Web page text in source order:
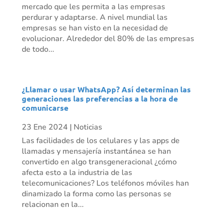
mercado que les permita a las empresas
perdurar y adaptarse. A nivel mundial las
empresas se han visto en la necesidad de
evolucionar. Alrededor del 80% de las empresas
de todo...
¿Llamar o usar WhatsApp? Así determinan las
generaciones las preferencias a la hora de
comunicarse
23 Ene 2024 | Noticias
Las facilidades de los celulares y las apps de
llamadas y mensajería instantánea se han
convertido en algo transgeneracional ¿cómo
afecta esto a la industria de las
telecomunicaciones? Los teléfonos móviles han
dinamizado la forma como las personas se
relacionan en la...